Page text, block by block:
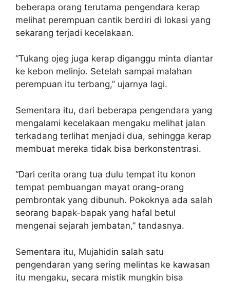
beberapa orang terutama pengendara kerap
melihat perempuan cantik berdiri di lokasi yang
sekarang terjadi kecelakaan.
“Tukang ojeg juga kerap diganggu minta diantar
ke kebon melinjo. Setelah sampai malahan
perempuan itu terbang,” ujarnya lagi.
Sementara itu, dari beberapa pengendara yang
mengalami kecelakaan mengaku melihat jalan
terkadang terlihat menjadi dua, sehingga kerap
membuat mereka tidak bisa berkonstentrasi.
“Dari cerita orang tua dulu tempat itu konon
tempat pembuangan mayat orang-orang
pembrontak yang dibunuh. Pokoknya ada salah
seorang bapak-bapak yang hafal betul
mengenai sejarah jembatan,” tandasnya.
Sementara itu, Mujahidin salah satu
pengendaran yang sering melintas ke kawasan
itu mengaku, secara mistik mungkin bisa